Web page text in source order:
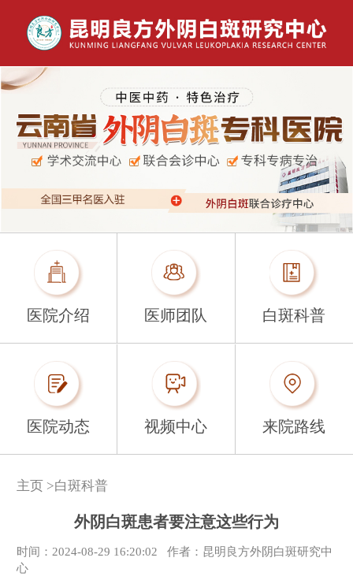
医院介绍 医师团队 白斑科普
医院动态 视频中心 来院路线
主页 >白斑科普
外阴白斑患者要注意这些行为
时间：2024-08-29 16:20:02
作者：昆明良方外阴白斑研究中
心